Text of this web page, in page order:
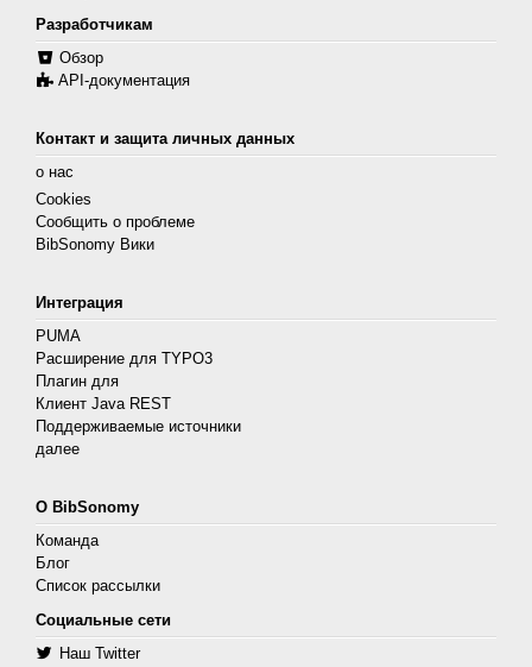
Разработчикам
Обзор
API-документация
Контакт и защита личных данных
о нас
Cookies
Сообщить о проблеме
BibSonomy Вики
Интеграция
PUMA
Расширение для TYPO3
Плагин для
Клиент Java REST
Поддерживаемые источники
далее
О BibSonomy
Команда
Блог
Список рассылки
Социальные сети
Наш Twitter